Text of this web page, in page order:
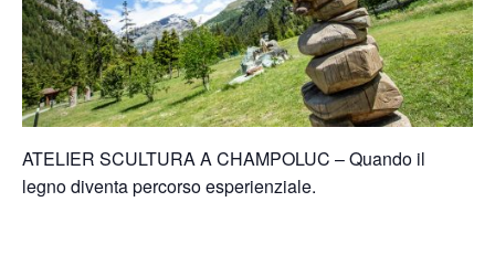
ATELIER SCULTURA A CHAMPOLUC – Quando il
legno diventa percorso esperienziale.